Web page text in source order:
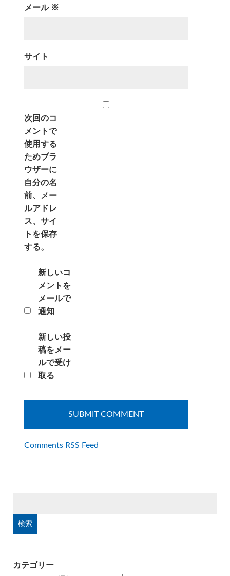
メール ※
サイト
次回のコ
メントで
使用する
ためブラ
ウザーに
自分の名
前、メー
ルアドレ
ス、サイ
トを保存
する。
新しいコ
メントを
メールで
通知
新しい投
稿をメー
ルで受け
取る
Comments RSS Feed
カテゴリー